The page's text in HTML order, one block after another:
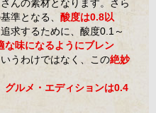
んの素材となります。さら
準となる、 酸度は0.8以
求するために、酸度0.1～
な味になるようにブレン
うわけではなく、この絶妙
グルメ・エディションは0.4